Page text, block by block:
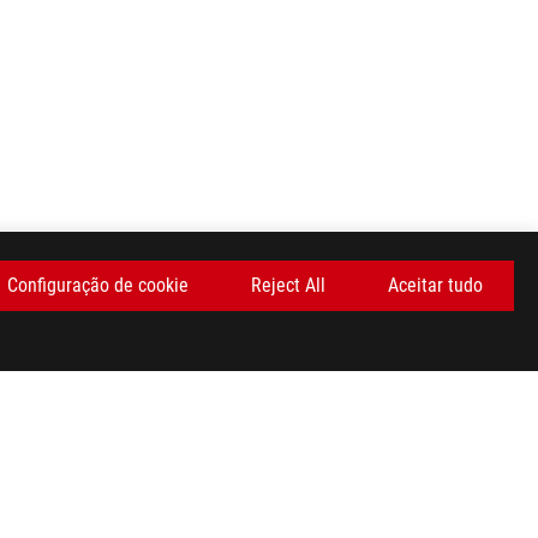
Configuração de cookie Reject All Aceitar tudo